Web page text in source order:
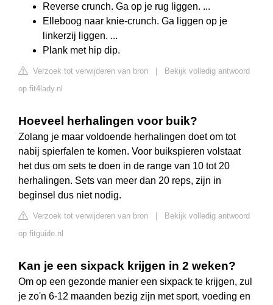
Reverse crunch. Ga op je rug liggen. ...
Elleboog naar knie-crunch. Ga liggen op je
linkerzij liggen. ...
Plank met hip dip.
Verzoek tot verwijderen van bron
Bekijk volledig antwoord
op fit4lady.nl
Hoeveel herhalingen voor buik?
Zolang je maar voldoende herhalingen doet om tot
nabij spierfalen te komen. Voor buikspieren volstaat
het dus om sets te doen in de range van 10 tot 20
herhalingen. Sets van meer dan 20 reps, zijn in
beginsel dus niet nodig.
Verzoek tot verwijderen van bron
Bekijk volledig antwoord
op fitguide.nl
Kan je een sixpack krijgen in 2 weken?
Om op een gezonde manier een sixpack te krijgen, zul
je zo'n 6-12 maanden bezig zijn met sport, voeding en